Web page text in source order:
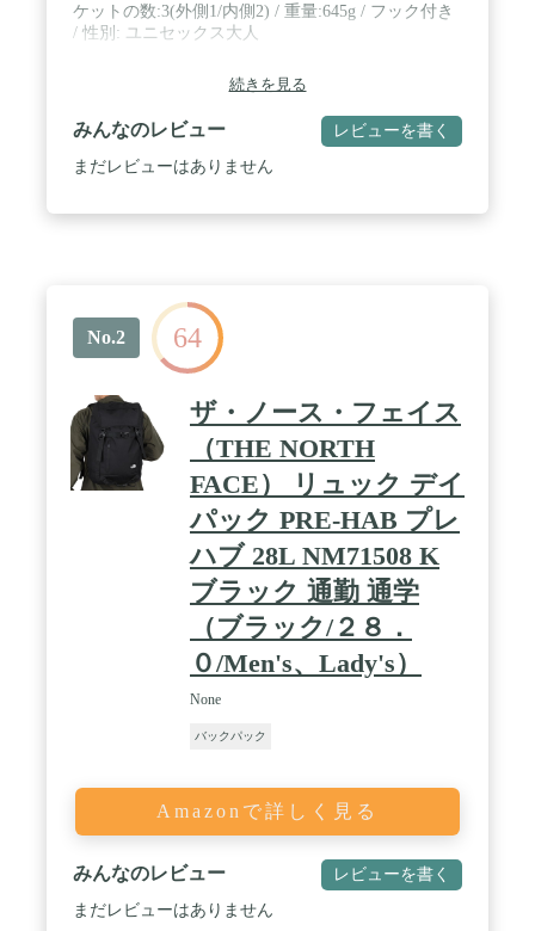
ケットの数:3(外側1/内側2) / 重量:645g / フック付き
/ 性別: ユニセックス大人
続きを見る
みんなのレビュー レビューを書く
まだレビューはありません
No.2 64
ザ・ノース・フェイス
（THE NORTH
FACE） リュック デイ
パック PRE-HAB プレ
ハブ 28L NM71508 K
ブラック 通勤 通学
（ブラック/２８．
０/Men's、Lady's）
None
バックパック
Amazonで詳しく見る
みんなのレビュー レビューを書く
まだレビューはありません